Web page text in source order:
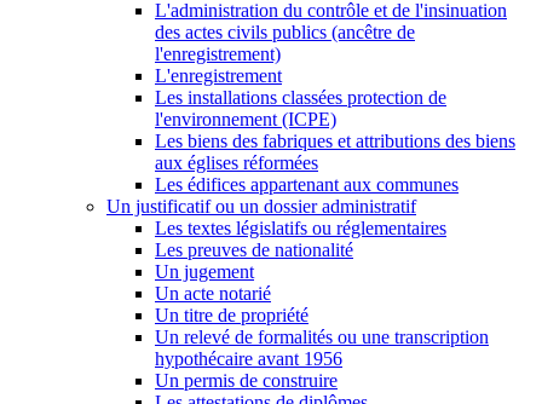
L'administration du contrôle et de l'insinuation
des actes civils publics (ancêtre de
l'enregistrement)
L'enregistrement
Les installations classées protection de
l'environnement (ICPE)
Les biens des fabriques et attributions des biens
aux églises réformées
Les édifices appartenant aux communes
Un justificatif ou un dossier administratif
Les textes législatifs ou réglementaires
Les preuves de nationalité
Un jugement
Un acte notarié
Un titre de propriété
Un relevé de formalités ou une transcription
hypothécaire avant 1956
Un permis de construire